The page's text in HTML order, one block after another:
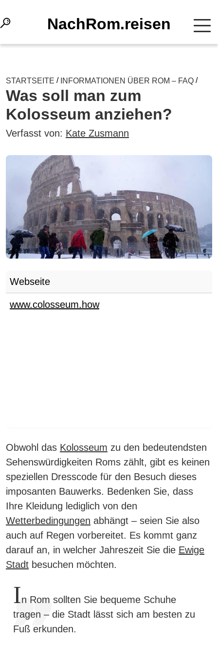
NachRom.reisen
STARTSEITE / INFORMATIONEN ÜBER ROM – FAQ /
Was soll man zum
Kolosseum anziehen?
Verfasst von: Kate Zusmann
Webseite
www.colosseum.how
Obwohl das Kolosseum zu den bedeutendsten
Sehenswürdigkeiten Roms zählt, gibt es keinen
speziellen Dresscode für den Besuch dieses
imposanten Bauwerks. Bedenken Sie, dass
Ihre Kleidung lediglich von den
Wetterbedingungen abhängt – seien Sie also
auch auf Regen vorbereitet. Es kommt ganz
darauf an, in welcher Jahreszeit Sie die Ewige
Stadt besuchen möchten.
In Rom sollten Sie bequeme Schuhe
tragen – die Stadt lässt sich am besten zu
Fuß erkunden.